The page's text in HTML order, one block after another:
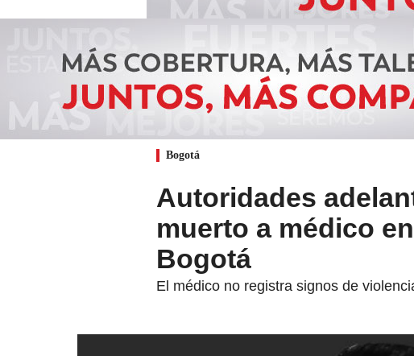
Bogotá
Autoridades
muerto a médico
Bogotá
El médico no registra signos de